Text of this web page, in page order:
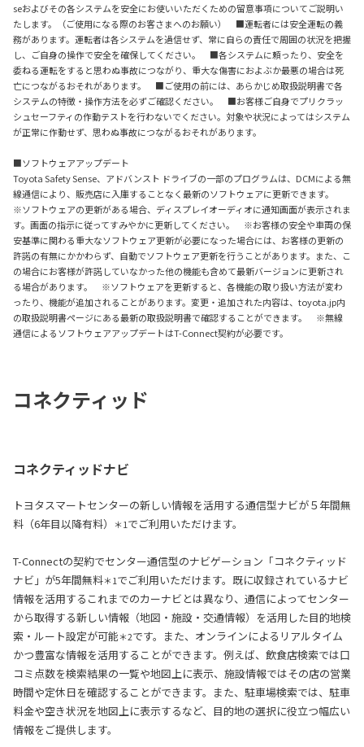
seおよびその各システムを安全にお使いいただくための留意事項についてご説明い
たします。（ご使用になる際のお客さまへのお願い） ■運転者には安全運転の義
務があります。運転者は各システムを過信せず、常に自らの責任で周囲の状況を把握
し、ご自身の操作で安全を確保してください。 ■各システムに頼ったり、安全を
委ねる運転をすると思わぬ事故につながり、重大な傷害におよぶか最悪の場合は死
亡につながるおそれがあります。 ■ご使用の前には、あらかじめ取扱説明書で各
システムの特徴・操作方法を必ずご確認ください。 ■お客様ご自身でプリクラッ
シュセーフティの作動テストを行わないでください。対象や状況によってはシステム
が正常に作動せず、思わぬ事故につながるおそれがあります。
■ソフトウェアアップデート
Toyota Safety Sense、アドバンスト ドライブの一部のプログラムは、DCMによる無
線通信により、販売店に入庫することなく最新のソフトウェアに更新できます。
※ソフトウェアの更新がある場合、ディスプレイオーディオに通知画面が表示されま
す。画面の指示に従ってすみやかに更新してください。 ※お客様の安全や車両の保
安基準に関わる重大なソフトウェア更新が必要になった場合には、お客様の更新の
許諾の有無にかかわらず、自動でソフトウェア更新を行うことがあります。また、こ
の場合にお客様が許諾していなかった他の機能も含めて最新バージョンに更新され
る場合があります。 ※ソフトウェアを更新すると、各機能の取り扱い方法が変わ
ったり、機能が追加されることがあります。変更・追加された内容は、toyota.jp内
の取扱説明書ページにある最新の取扱説明書で確認することができます。 ※無線
通信によるソフトウェアアップデートはT-Connect契約が必要です。
コネクティッド
コネクティッドナビ
トヨタスマートセンターの新しい情報を活用する通信型ナビが５年間無
料（6年目以降有料）
＊1でご利用いただけます。
T-Connectの契約でセンター通信型のナビゲーション「コネクティッド
ナビ」が5年間無料＊1でご利用いただけます。既に収録されているナビ
情報を活用するこれまでのカーナビとは異なり、通信によってセンター
から取得する新しい情報（地図・施設・交通情報）を活用した目的地検
索・ルート設定が可能＊2です。また、オンラインによるリアルタイム
かつ豊富な情報を活用することができます。例えば、飲食店検索では口
コミ点数を検索結果の一覧や地図上に表示、施設情報ではその店の営業
時間や定休日を確認することができます。また、駐車場検索では、駐車
料金や空き状況を地図上に表示するなど、目的地の選択に役立つ幅広い
情報をご提供します。